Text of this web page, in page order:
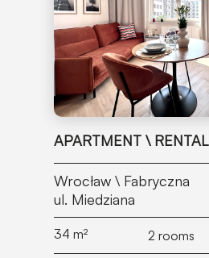
APARTMENT \ RENTAL
Wrocław \ Fabryczna
ul. Miedziana
34 m² 2 rooms